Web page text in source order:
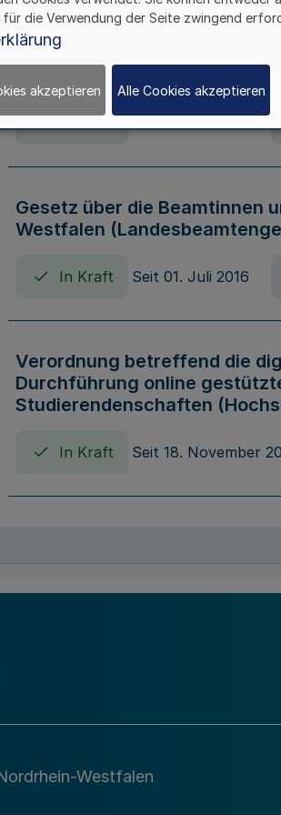
Verordnung über die
Nordrhein-Westfalen
Gesetz über die Beamtinnen
Westfalen
In Kraft Seit 01. Juli 2016
Verordnung betreffend die
Durchführung online
Studierendenschaften
In Kraft Seit 18. November
Gesetz über die
Westfalen
die Verwendung der Seite zwingend
akzeptieren Alle Cookies akzeptieren